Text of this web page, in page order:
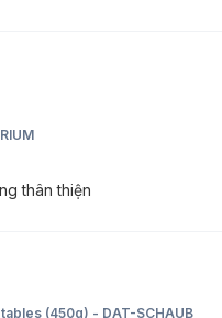
thân thiện
(450g) - DAT-SCHAUB